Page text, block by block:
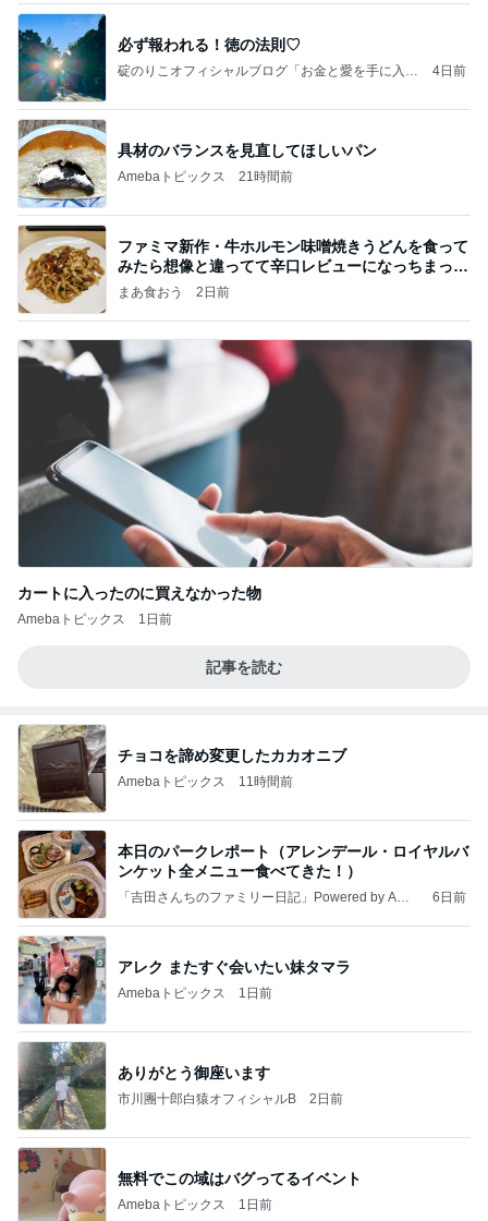
必ず報われる！徳の法則♡
碇のりこオフィシャルブログ「お金と愛を手に入れ
4日前
具材のバランスを見直してほしいパン
Amebaトピックス 21時間前
ファミマ新作・牛ホルモン味噌焼きうどんを食って
みたら想像と違ってて辛口レビューになっちまった
話
まあ食おう 2日前
カートに入ったのに買えなかった物
Amebaトピックス 1日前
記事を読む
チョコを諦め変更したカカオニブ
Amebaトピックス 11時間前
本日のパークレポート（アレンデール・ロイヤルバ
ンケット全メニュー食べてきた！）
「吉田さんちのファミリー日記」Powered by Ame
6日前
アレク またすぐ会いたい妹タマラ
Amebaトピックス 1日前
ありがとう御座います
市川團十郎白猿オフィシャルB 2日前
無料でこの域はバグってるイベント
Amebaトピックス 1日前